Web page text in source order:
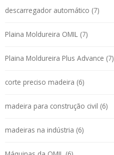
descarregador automático (7)
Plaina Moldureira OMIL (7)
Plaina Moldureira Plus Advance (7)
corte preciso madeira (6)
madeira para construção civil (6)
madeiras na indústria (6)